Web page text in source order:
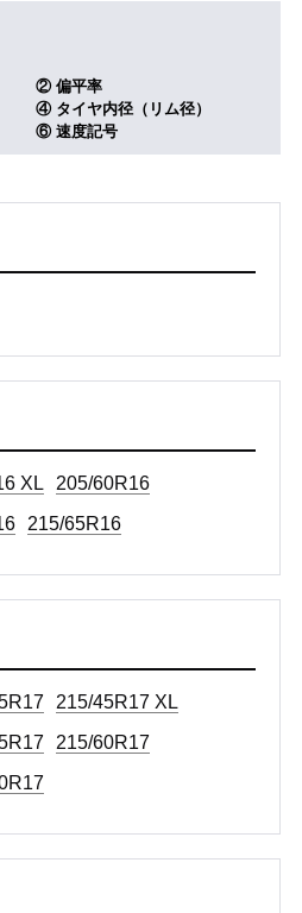
② 偏平率
④ タイヤ内径（リム径）
⑥ 速度記号
XL
205/60R16
215/65R16
215/45R17 XL
215/60R17